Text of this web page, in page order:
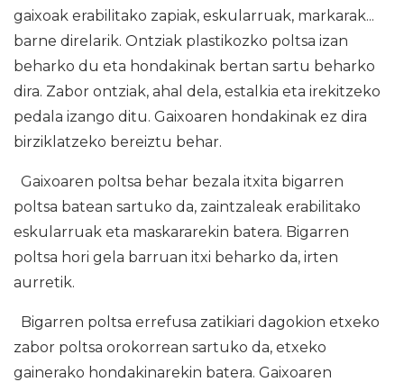
gaixoak erabilitako zapiak, eskularruak, markarak...
barne direlarik. Ontziak plastikozko poltsa izan
beharko du eta hondakinak bertan sartu beharko
dira. Zabor ontziak, ahal dela, estalkia eta irekitzeko
pedala izango ditu. Gaixoaren hondakinak ez dira
birziklatzeko bereiztu behar.
Gaixoaren poltsa behar bezala itxita bigarren
poltsa batean sartuko da, zaintzaleak erabilitako
eskularruak eta maskararekin batera. Bigarren
poltsa hori gela barruan itxi beharko da, irten
aurretik.
Bigarren poltsa errefusa zatikiari dagokion etxeko
zabor poltsa orokorrean sartuko da, etxeko
gainerako hondakinarekin batera. Gaixoaren